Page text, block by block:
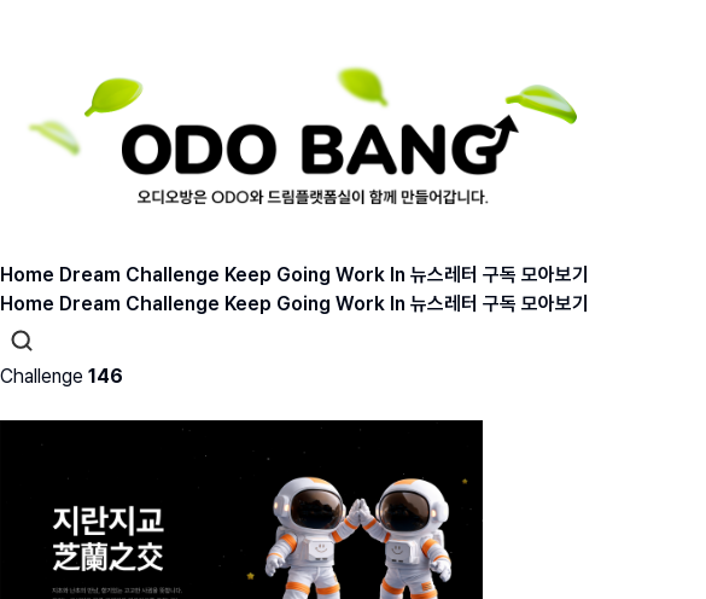
Home Dream Challenge Keep Going Work In 뉴스레터 구독 모아보기
Home Dream Challenge Keep Going Work In 뉴스레터 구독 모아보기
Challenge 146